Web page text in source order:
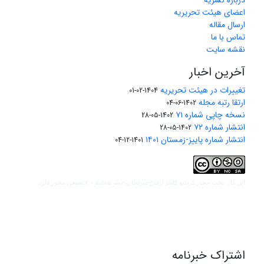
اعضای هیئت تحریریه
ارسال مقاله
تماس با ما
نقشه سایت
آخرین اخبار
تغییرات در هیئت تحریریه 1404-02-01
ارتقا رتبه مجله 1402-06-04
نسخه چاپی شماره ۷۱ 1402-05-28
انتشار شماره ۷۲ 1402-05-28
انتشار شماره پاییز-زمستان ۱۴۰۱ 1401-12-04
اشتراک خبرنامه